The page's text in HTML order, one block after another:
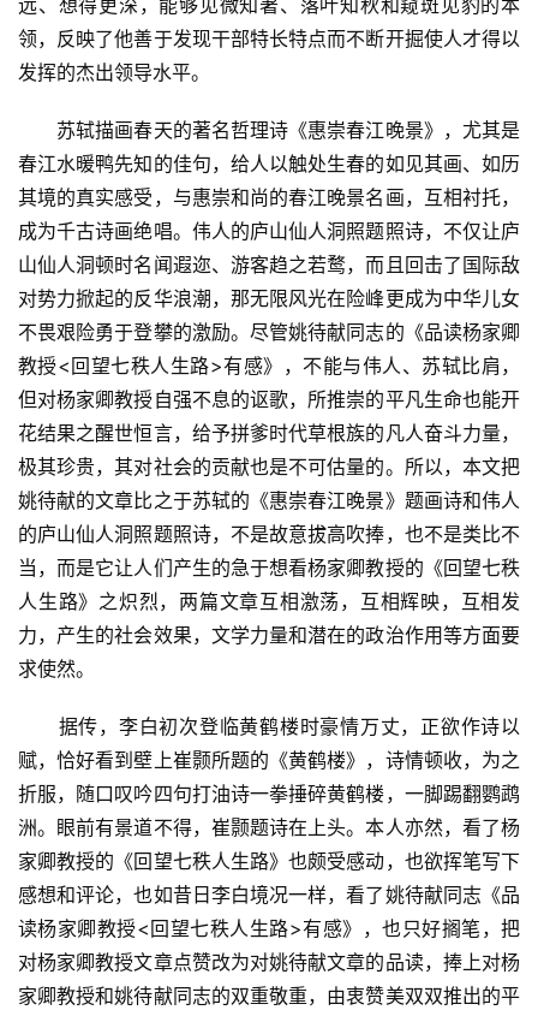
远、想得更深，能够见微知著、落叶知秋和窥斑见豹的本
领，反映了他善于发现干部特长特点而不断开掘使人才得以
发挥的杰出领导水平。
苏轼描画春天的著名哲理诗《惠崇春江晚景》，尤其是
春江水暖鸭先知的佳句，给人以触处生春的如见其画、如历
其境的真实感受，与惠崇和尚的春江晚景名画，互相衬托，
成为千古诗画绝唱。伟人的庐山仙人洞照题照诗，不仅让庐
山仙人洞顿时名闻遐迩、游客趋之若鹜，而且回击了国际敌
对势力掀起的反华浪潮，那无限风光在险峰更成为中华儿女
不畏艰险勇于登攀的激励。尽管姚待献同志的《品读杨家卿
教授<回望七秩人生路>有感》，不能与伟人、苏轼比肩，
但对杨家卿教授自强不息的讴歌，所推崇的平凡生命也能开
花结果之醒世恒言，给予拼爹时代草根族的凡人奋斗力量，
极其珍贵，其对社会的贡献也是不可估量的。所以，本文把
姚待献的文章比之于苏轼的《惠崇春江晚景》题画诗和伟人
的庐山仙人洞照题照诗，不是故意拔高吹捧，也不是类比不
当，而是它让人们产生的急于想看杨家卿教授的《回望七秩
人生路》之炽烈，两篇文章互相激荡，互相辉映，互相发
力，产生的社会效果，文学力量和潜在的政治作用等方面要
求使然。
据传，李白初次登临黄鹤楼时豪情万丈，正欲作诗以
赋，恰好看到壁上崔颢所题的《黄鹤楼》，诗情顿收，为之
折服，随口叹吟四句打油诗一拳捶碎黄鹤楼，一脚踢翻鹦鹉
洲。眼前有景道不得，崔颢题诗在上头。本人亦然，看了杨
家卿教授的《回望七秩人生路》也颇受感动，也欲挥笔写下
感想和评论，也如昔日李白境况一样，看了姚待献同志《品
读杨家卿教授<回望七秩人生路>有感》，也只好搁笔，把
对杨家卿教授文章点赞改为对姚待献文章的品读，捧上对杨
家卿教授和姚待献同志的双重敬重，由衷赞美双双推出的平